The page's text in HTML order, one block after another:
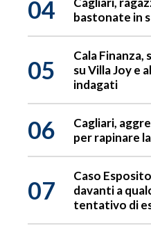
04
bastonate in
05
Cala
su Villa Joy e
indagati
06
Cagliari,
per rapinare
07
Caso
davanti a
tentativo di